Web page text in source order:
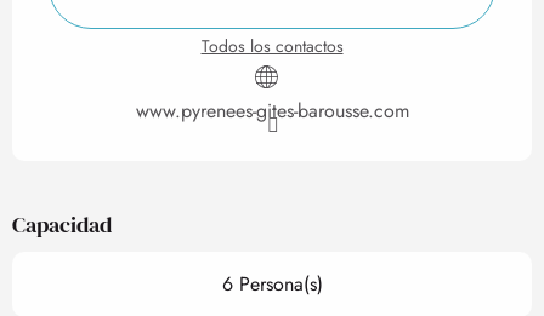
Todos los contactos
www.pyrenees-gites-barousse.com
Capacidad
6 Persona(s)